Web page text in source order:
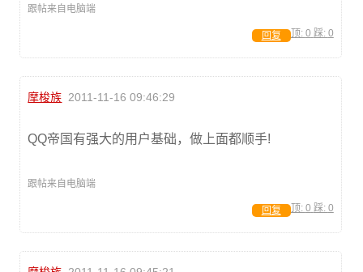
跟帖来自电脑端
顶: 0 踩: 0
回复
摩梭族 2011-11-16 09:46:29
QQ帝国有强大的用户基础，做上面都顺手!
跟帖来自电脑端
顶: 0 踩: 0
回复